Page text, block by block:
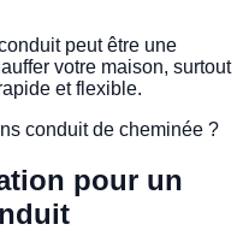
peut être une
votre maison, surtout
et flexible.
pour un